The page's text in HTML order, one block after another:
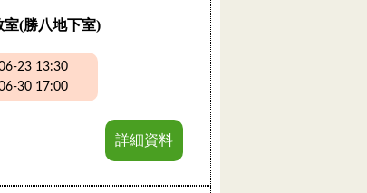
(勝八地下室)
23 13:30
30 17:00
詳細資料